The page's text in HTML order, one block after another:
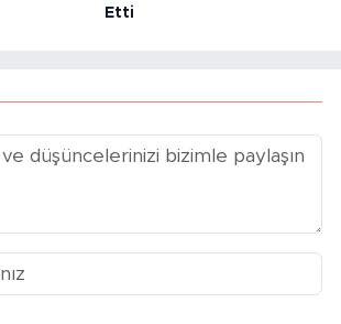
Etti